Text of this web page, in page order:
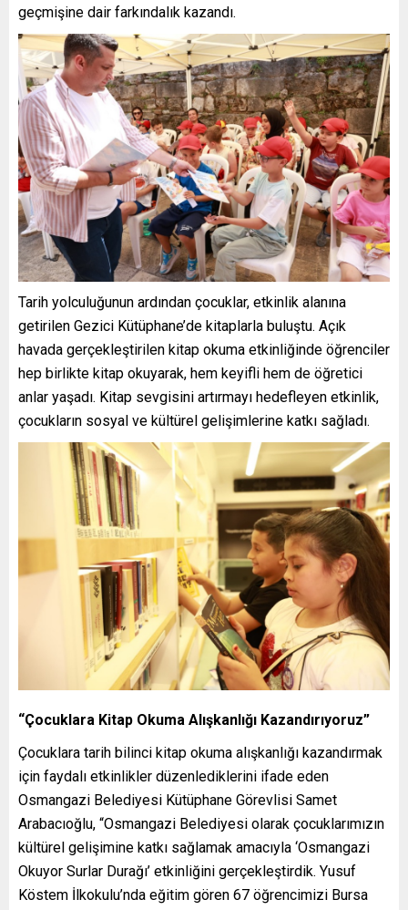
geçmişine dair farkındalık kazandı.
Tarih yolculuğunun ardından çocuklar, etkinlik alanına
getirilen Gezici Kütüphane’de kitaplarla buluştu. Açık
havada gerçekleştirilen kitap okuma etkinliğinde öğrenciler
hep birlikte kitap okuyarak, hem keyifli hem de öğretici
anlar yaşadı. Kitap sevgisini artırmayı hedefleyen etkinlik,
çocukların sosyal ve kültürel gelişimlerine katkı sağladı.
“Çocuklara Kitap Okuma Alışkanlığı Kazandırıyoruz”
Çocuklara tarih bilinci kitap okuma alışkanlığı kazandırmak
için faydalı etkinlikler düzenlediklerini ifade eden
Osmangazi Belediyesi Kütüphane Görevlisi Samet
Arabacıoğlu, “Osmangazi Belediyesi olarak çocuklarımızın
kültürel gelişimine katkı sağlamak amacıyla ‘Osmangazi
Okuyor Surlar Durağı’ etkinliğini gerçekleştirdik. Yusuf
Köstem İlkokulu’nda eğitim gören 67 öğrencimizi Bursa